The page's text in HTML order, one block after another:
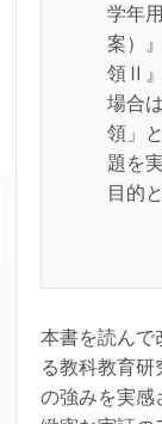
学年
案）
領Ⅱ』
場合
領」
題を
目
本書を読んで
る教科教育研
の強みを実感